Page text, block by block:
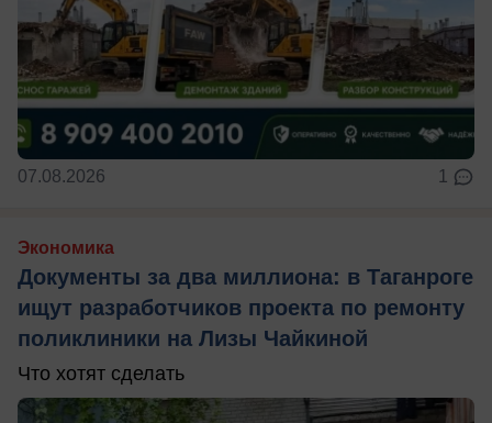
07.08.2026 1
Экономика
Документы за два миллиона: в Таганроге
ищут разработчиков проекта по ремонту
поликлиники на Лизы Чайкиной
Что хотят сделать